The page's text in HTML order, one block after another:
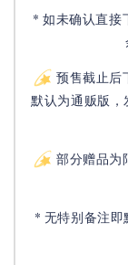
* 如未确认直接
预售截止后
默认为通贩版
部分赠品为
* 无特别备注